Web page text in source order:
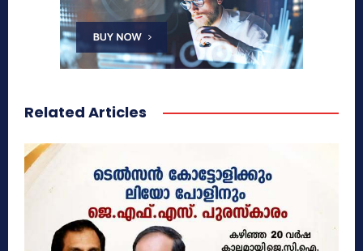
Related Articles